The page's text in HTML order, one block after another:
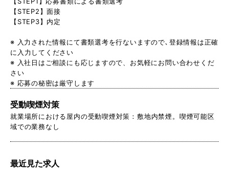
【STEP2】面接
【STEP3】内定
※ 入力された情報にて書類選考を行ないますので､登録情報は正確
に入力してください
※ 入社日はご相談にも応じますので、お気軽にお問い合わせくだ
さい
※ 応募の秘密は厳守します
受動喫煙対策
就業場所における屋内の受動喫煙対策：敷地内禁煙。喫煙可能区
域での業務なし
最近見た求人